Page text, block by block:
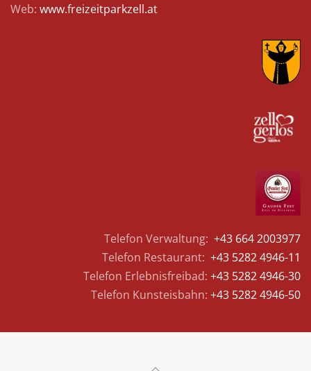
Web: www.freizeitparkzell.at
Telefon Verwaltung: +43 664 2003977
Telefon Restaurant: +43 5282 4946-11
Telefon Erlebnisfreibad: +43 5282 4946-30
Telefon Kunsteisbahn: +43 5282 4946-50